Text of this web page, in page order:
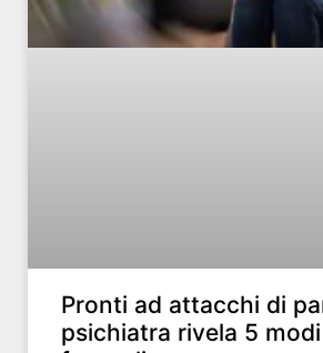
Pronti ad attacchi di
psichiatra rivela 5